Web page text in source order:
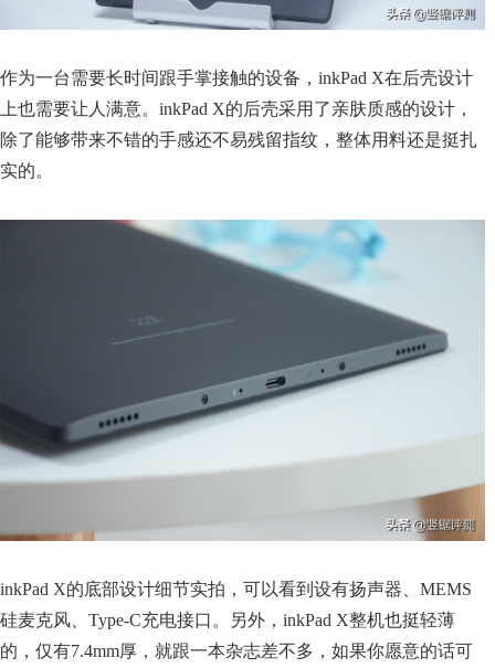
作为一台需要长时间跟手掌接触的设备，inkPad X在后壳设计
上也需要让人满意。inkPad X的后壳采用了亲肤质感的设计，
除了能够带来不错的手感还不易残留指纹，整体用料还是挺扎
实的。
inkPad X的底部设计细节实拍，可以看到设有扬声器、MEMS
硅麦克风、Type-C充电接口。另外，inkPad X整机也挺轻薄
的，仅有7.4mm厚，就跟一本杂志差不多，如果你愿意的话可